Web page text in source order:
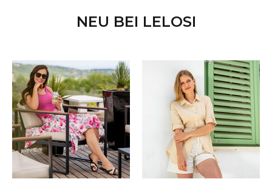
NEU BEI LELOSI